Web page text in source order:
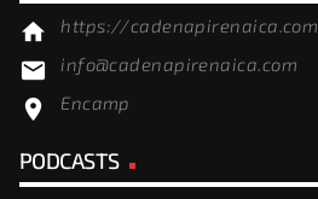
home https://cadenapirenaica.com
email info@cadenapirenaica.com
location_on Encamp
PODCASTS